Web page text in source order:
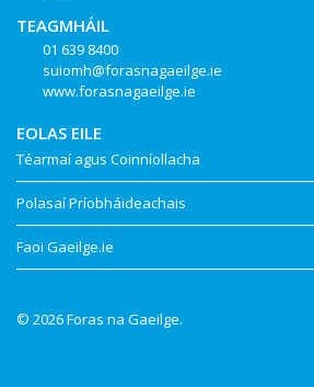
TEAGMHÁIL
01 639 8400
suiomh@forasnagaeilge.ie
www.forasnagaeilge.ie
EOLAS EILE
Téarmaí agus Coinníollacha
Polasaí Príobháideachais
Faoi Gaeilge.ie
© 2026 Foras na Gaeilge.